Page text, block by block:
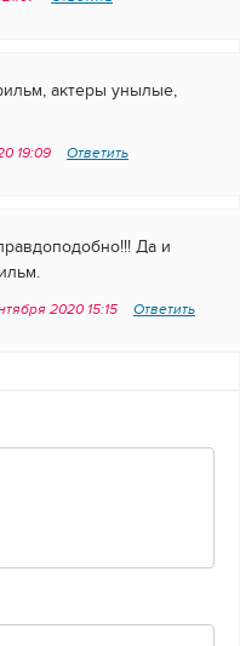
актеры унылые,
19:09 Ответить
Да и
2020 15:15 Ответить